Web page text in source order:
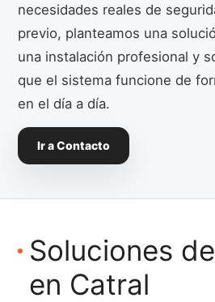
necesidades reales de
previo, planteamos una
una instalación profesional y
que el sistema funcione de
en el día a día.
Ir a Contacto
Soluciones
en Catral